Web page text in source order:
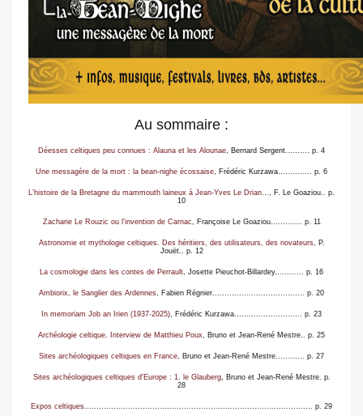
Au sommaire :
Déesses celtiques peu connues : Alauna et les Alounae , Bernard Sergent .......... p. 4
Une messagère de la mort : la bean-nighe écossaise , Frédéric Kurzawa............. . p. 6
L’histoire de la Bretagne du mammouth laineux à Jean-Yves Le Drian… , F. Le Goaziou .. p.
10
Zacharie Le Rouzic ou l'invention de Carnac , Françoise Le Goaziou............. p. 11
Astronomie et mythologie celtiques. Des héritiers, des utilisateurs, des novateurs, P.
Jouët. . p. 12
La cosmologie dans les contes de Perrault , Josette Pieuchot-Billardey. ........... p. 16
Ambiorix, le Sanglier des Ardennes , Fabien Régnier ...................................... p. 20
In memoriam Job an Irien (1937-2025) , Frédéric Kurzawa ...................... p. 23
Archéologie celtique. Interview de Matthieu Poux , Bruno et Jean-René Mestre . p. 25
Sites archéologiques celtiques en France , Bruno et Jean-René Mestre........... . p. 27
Sites archéologiques celtiques d'Europe : 1. le Glauberg, Bruno et Jean-René Mestre. p.
28
Expos celtiques .............................................................................................. p. 29